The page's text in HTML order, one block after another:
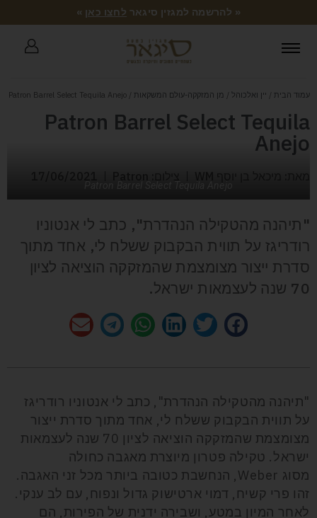
« להרשמה למגזין סיגאר לחצו כאן »
עמוד הבית / יין ואלכוהל / מן המזקקה-עולם המשקאות / Patron Barrel Select Tequila Anejo
Patron Barrel Select Tequila
Anejo
Patron Barrel Select Tequila Anejo
"תיהנה מהטקילה הנהדרת", כתב לי אנטוניו
רודריגז על תווית הבקבוק ששלח לי, אחד מתוך
סדרת ייצור מצומצמת שהמזקקה הוציאה לציון
70 שנה לעצמאות ישראל.
"תיהנה מהטקילה הנהדרת", כתב לי אנטוניו רודריגז
על תווית הבקבוק ששלח לי, אחד מתוך סדרת ייצור
מצומצמת שהמזקקה הוציאה לציון 70 שנה לעצמאות
ישראל. טקילה פטרון מיוצרת מאגבה כחולה
מסוג Weber, הנחשבת כטובה ביותר מכל זני האגבה.
זהו פרי קשיח, דמוי ארטישוק גדול ונפוח, עם לב ענקי.
לאחר המיון במטע, ושבירה ידנית של הפירות, הם